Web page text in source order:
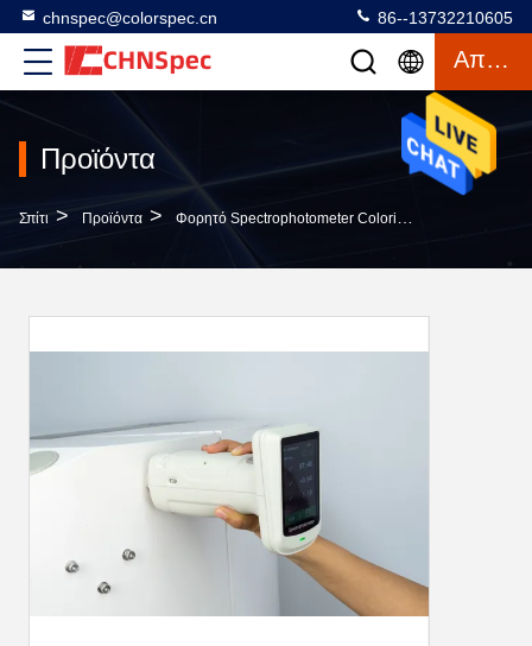
chnspec@colorspec.cn 86--13732210605
Απόσπασμα
Προϊόντα
Σπίτι > Προϊόντα > Φορητό Spectrophotometer Colorimeter